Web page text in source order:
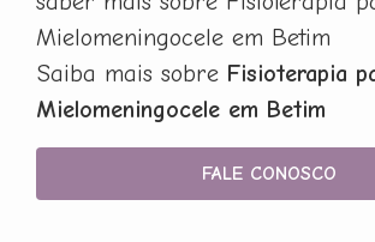
Mielomeningocele em Betim
Saiba mais sobre Fisioterapia
Mielomeningocele em Betim
FALE CONOSCO